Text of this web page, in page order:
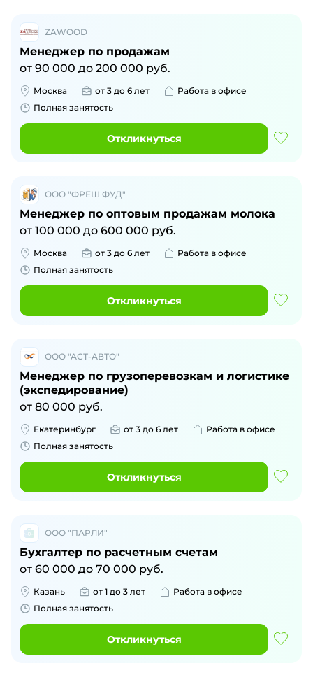
ZAWOOD
Менеджер по продажам
от 90 000 до 200 000 руб.
Москва от 3 до 6 лет
Работа в офисе
Полная занятость
Откликнуться
ООО "ФРЕШ ФУД"
Менеджер по оптовым продажам молока
от 100 000 до 600 000 руб.
Москва от 3 до 6 лет
Работа в офисе
Полная занятость
Откликнуться
ООО "АСТ-АВТО"
Менеджер по грузоперевозкам и логистике
(экспедирование)
от 80 000 руб.
Екатеринбург от 3 до 6 лет
Работа в офисе
Полная занятость
Откликнуться
ООО "ПАРЛИ"
Бухгалтер по расчетным счетам
от 60 000 до 70 000 руб.
Казань от 1 до 3 лет
Работа в офисе
Полная занятость
Откликнуться